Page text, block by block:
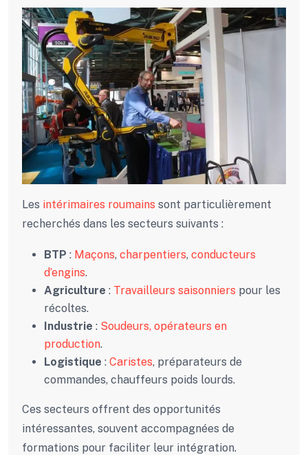
Les intérimaires roumains sont particulièrement
recherchés dans les secteurs suivants :
BTP : Maçons, charpentiers, conducteurs
d’engins.
Agriculture : Travailleurs saisonniers pour les
récoltes.
Industrie : Soudeurs, opérateurs en
production.
Logistique : Caristes, préparateurs de
commandes, chauffeurs poids lourds.
Ces secteurs offrent des opportunités
intéressantes, souvent accompagnées de
formations pour faciliter leur intégration.